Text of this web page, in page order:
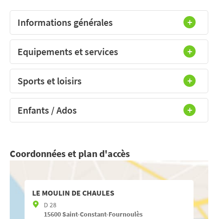
Informations générales
Equipements et services
Sports et loisirs
Enfants / Ados
Coordonnées et plan d'accès
LE MOULIN DE CHAULES
D 28
15600Saint-Constant-Fournoulès